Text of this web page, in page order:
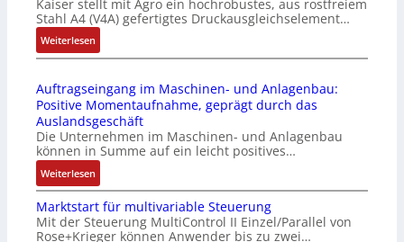
P
C
l
ä
s
t
s
i
c
h
f
l
e
d
u
l
e
r
i
n
g
e
n
G
u
6
2
4
3
-
Z
e
r
t
i
f
i
Kaiser stellt mit Agro ein hochrobustes, aus rostfreiem
Stahl A4 (V4A) gefertigtes Druckausgleichselement…
Weiterlesen:
D
u
c
k
a
u
s
g
l
e
Auftragseingang im Maschinen- und Anlagenbau:
Positive Momentaufnahme, geprägt durch das
Auslandsgeschäft
Die Unternehmen im Maschinen- und Anlagenbau
können in Summe auf ein leicht positives…
Weiterlesen:
A
u
f
Marktstart für multivariable Steuerung
Mit der Steuerung MultiControl II Einzel/Parallel von
Rose+Krieger können Anwender bis zu zwei…